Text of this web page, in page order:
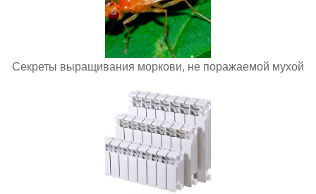
Секреты выращивания моркови, не поражаемой мухой